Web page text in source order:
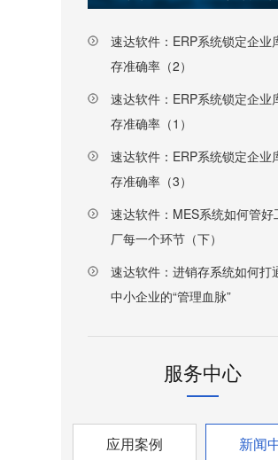
速达软件：ERP系统锁定企业
存准确率（2）
速达软件：ERP系统锁定企业
存准确率（1）
速达软件：ERP系统锁定企业
存准确率（3）
速达软件：MES系统如何管好
厂每一个环节（下）
速达软件：进销存系统如何打
中小企业的“管理血脉”
服务中心
应用案例 新闻